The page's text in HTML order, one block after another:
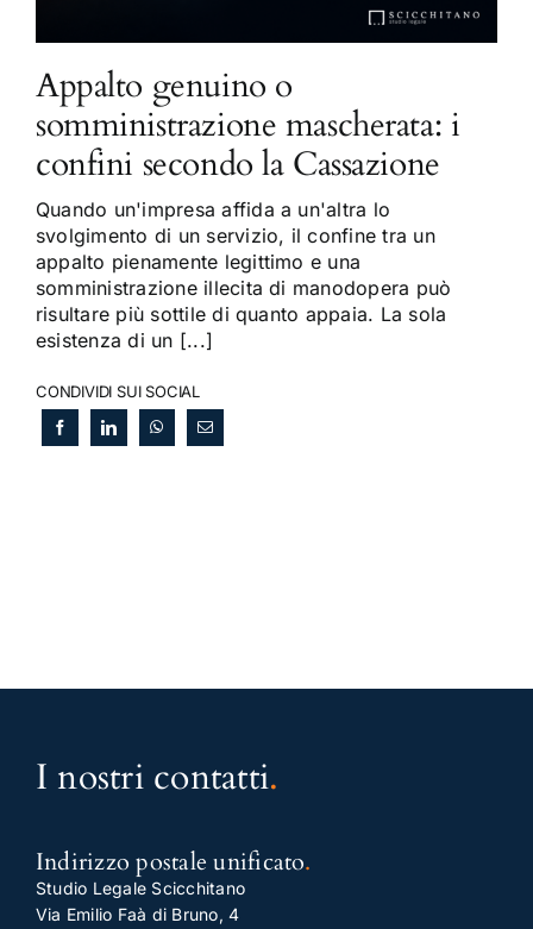
Appalto genuino o
somministrazione mascherata: i
confini secondo la Cassazione
Quando un'impresa affida a un'altra lo
svolgimento di un servizio, il confine tra un
appalto pienamente legittimo e una
somministrazione illecita di manodopera può
risultare più sottile di quanto appaia. La sola
esistenza di un [...]
CONDIVIDI SUI SOCIAL
I nostri contatti.
Indirizzo postale unificato.
Studio Legale Scicchitano
Via Emilio Faà di Bruno, 4